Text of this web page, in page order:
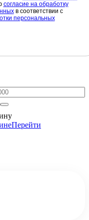
cогласие на обработку
в соответствии с
персональных
Перейти